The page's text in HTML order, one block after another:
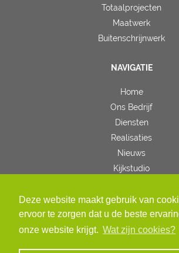
Deze website maakt gebruik van
ervoor te zorgen dat u de beste
onze website krijgt. Wat zijn cookies?
Totaalprojecten
Maatwerk
Buitenschrijnwerk
NAVIGATIE
Home
Ons Bedrijf
Diensten
Realisaties
Nieuws
Kijkstudio
VOLG ONS